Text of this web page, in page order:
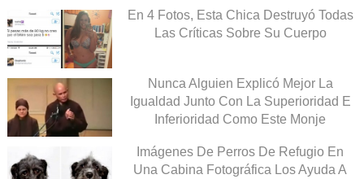
En 4 Fotos, Esta Chica Destruyó Todas
Las Críticas Sobre Su Cuerpo
Nunca Alguien Explicó Mejor La
Igualdad Junto Con La Superioridad E
Inferioridad Como Este Monje
Imágenes De Perros De Refugio En
Una Cabina Fotográfica Los Ayuda A